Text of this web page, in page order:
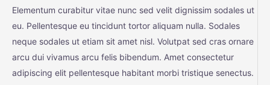
Elementum curabitur vitae nunc sed velit dignissim sodales ut
eu. Pellentesque eu tincidunt tortor aliquam nulla. Sodales
neque sodales ut etiam sit amet nisl. Volutpat sed cras ornare
arcu dui vivamus arcu felis bibendum. Amet consectetur
adipiscing elit pellentesque habitant morbi tristique senectus.